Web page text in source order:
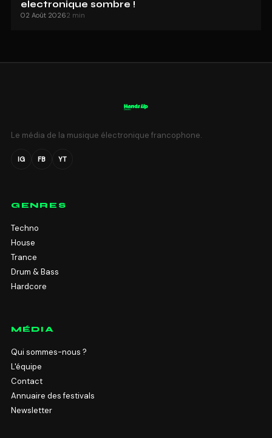
electronique sombre !
02 Août 20262 min
Le média de la musique électronique francophone.
IG FB YT
GENRES
Techno
House
Trance
Drum & Bass
Hardcore
MÉDIA
Qui sommes-nous ?
L'équipe
Contact
Annuaire des festivals
Newsletter